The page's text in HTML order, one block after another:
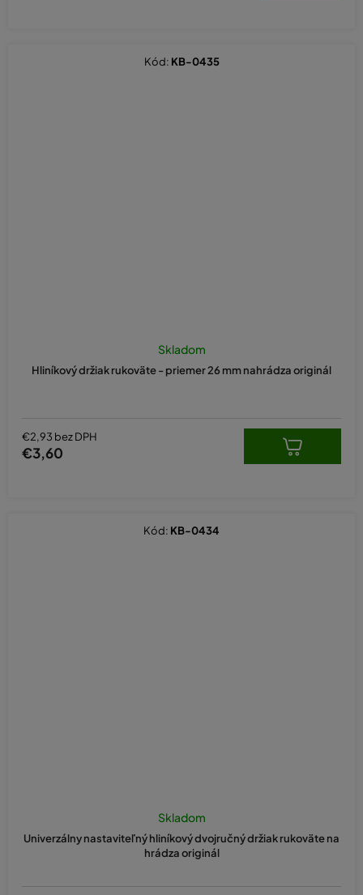
Hliníkový držiak rukoväte - priemer 26 mm nahrádza originál
Skladom
€2,93 bez DPH
€3,60
Kód: KB-0435
Univerzálny nastaviteľný hliníkový dvojručný držiak rukoväte na
hrádza originál
Skladom
Kód: KB-0434